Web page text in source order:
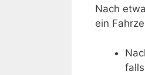
Nach
ein